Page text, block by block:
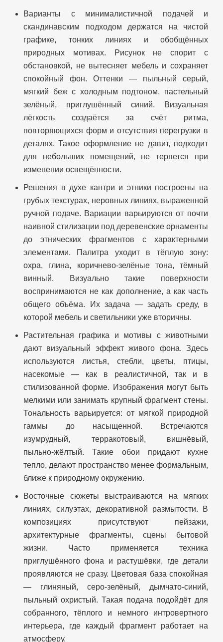
Варианты с минималистичной подачей и
скандинавским подходом держатся на чистой
графике, тонких линиях и обобщённых
природных мотивах. Рисунок не спорит с
обстановкой, не вытесняет мебель и сохраняет
спокойный фон. Оттенки — пыльный серый,
мягкий беж с холодным подтоном, пастельный
зелёный, приглушённый синий. Визуальная
лёгкость создаётся за счёт ритма,
повторяющихся форм и отсутствия перегрузки в
деталях. Такое оформление не давит, подходит
для небольших помещений, не теряется при
изменении освещённости.
Решения в духе кантри и этники построены на
грубых текстурах, неровных линиях, выраженной
ручной подаче. Вариации варьируются от почти
наивной стилизации под деревенские орнаменты
до этнических фрагментов с характерными
элементами. Палитра уходит в тёплую зону:
охра, глина, коричнево‑зелёные тона, тёмный
винный. Визуально такие поверхности
воспринимаются не как дополнение, а как часть
общего объёма. Их задача — задать среду, в
которой мебель и светильники уже вторичны.
Растительная графика и мотивы с животными
дают визуальный эффект живого фона. Здесь
используются листья, стебли, цветы, птицы,
насекомые — как в реалистичной, так и в
стилизованной форме. Изображения могут быть
мелкими или занимать крупный фрагмент стены.
Тональность варьируется: от мягкой природной
гаммы до насыщенной. Встречаются
изумрудный, терракотовый, вишнёвый,
пыльно‑жёлтый. Такие обои придают кухне
тепло, делают пространство менее формальным,
ближе к природному окружению.
Восточные сюжеты выстраиваются на мягких
линиях, силуэтах, декоративной размытости. В
композициях присутствуют пейзажи,
архитектурные фрагменты, сцены бытовой
жизни. Часто применяется техника
приглушённого фона и растушёвки, где детали
проявляются не сразу. Цветовая база спокойная
— глиняный, серо‑зелёный, дымчато‑синий,
пыльный охристый. Такая подача подойдёт для
собранного, тёплого и немного интровертного
интерьера, где каждый фрагмент работает на
атмосферу.